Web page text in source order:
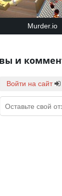
Murder.io
и
Войти на сайт
Оставьте свой